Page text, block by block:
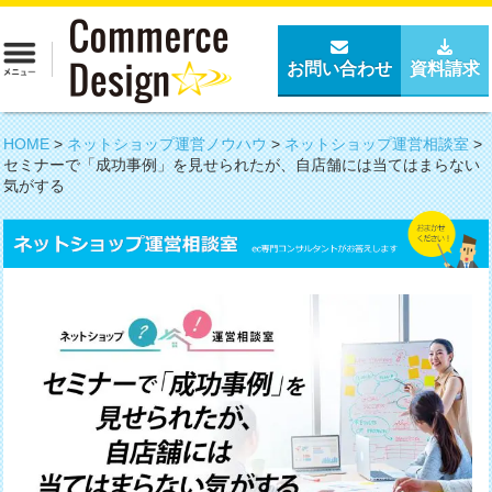
お問い合わせ 資料請求
HOME>ネットショップ運営ノウハウ>ネットショップ運営相談室>
セミナーで「成功事例」を見せられたが、自店舗には当てはまらない
気がする